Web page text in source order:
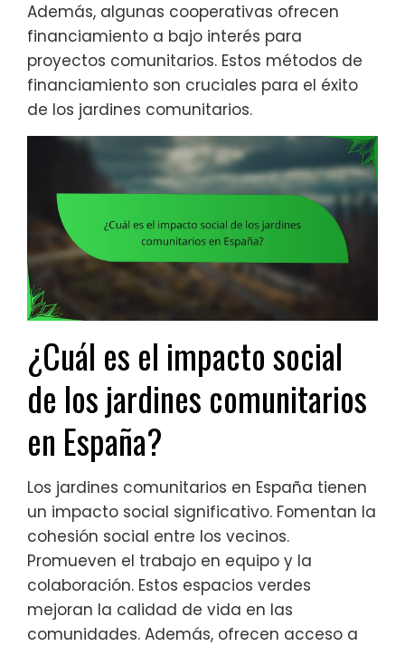
Además, algunas cooperativas ofrecen
financiamiento a bajo interés para
proyectos comunitarios. Estos métodos de
financiamiento son cruciales para el éxito
de los jardines comunitarios.
¿Cuál es el impacto social
de los jardines comunitarios
en España?
Los jardines comunitarios en España tienen
un impacto social significativo. Fomentan la
cohesión social entre los vecinos.
Promueven el trabajo en equipo y la
colaboración. Estos espacios verdes
mejoran la calidad de vida en las
comunidades. Además, ofrecen acceso a